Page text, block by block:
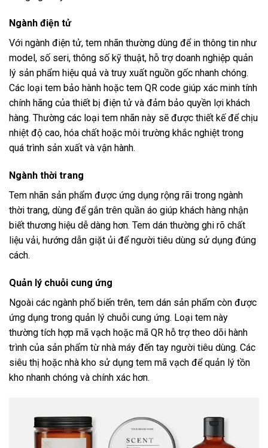
Ngành điện tử
Với ngành điện tử, tem nhãn thường dùng để in thông tin như
model, số seri, thông số kỹ thuật, hỗ trợ doanh nghiệp quản
lý sản phẩm hiệu quả và truy xuất nguồn gốc nhanh chóng.
Các loại tem bảo hành hoặc tem QR code giúp xác minh tính
chính hãng của thiết bị điện tử và đảm bảo quyền lợi khách
hàng. Thường các loại tem nhãn này sẽ được thiết kế để chịu
nhiệt độ cao, hóa chất hoặc môi trường khắc nghiệt trong
quá trình sản xuất và vận hành.
Ngành thời trang
Tem nhãn sản phẩm được ứng dụng rộng rãi trong ngành
thời trang, dùng để gắn trên quần áo giúp khách hàng nhận
biết thương hiệu dễ dàng hơn. Tem dán thường ghi rõ chất
liệu vải, hướng dẫn giặt ủi để người tiêu dùng sử dụng đúng
cách.
Quản lý chuỗi cung ứng
Ngoài các ngành phổ biến trên, tem dán sản phẩm còn được
ứng dụng trong quản lý chuỗi cung ứng. Loại tem này
thường tích hợp mã vạch hoặc mã QR hỗ trợ theo dõi hành
trình của sản phẩm từ nhà máy đến tay người tiêu dùng. Các
siêu thị hoặc nhà kho sử dụng tem mã vạch để quản lý tồn
kho nhanh chóng và chính xác hơn.